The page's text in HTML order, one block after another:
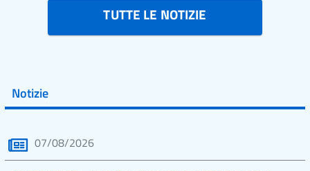
TUTTE LE NOTIZIE
Notizie
07/08/2026